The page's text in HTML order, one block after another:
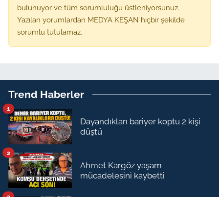
bulunuyor ve tüm sorumluluğu üstleniyorsunuz.
Yazılan yorumlardan MEDYA KEŞAN hiçbir şekilde
sorumlu tutulamaz.
Trend Haberler
Dayandıkları bariyer koptu 2 kişi
düştü
1
Ahmet Kargöz yaşam
mücadelesini kaybetti
2